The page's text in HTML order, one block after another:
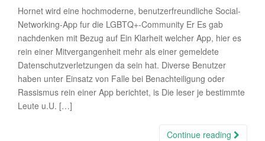
Hornet wird eine hochmoderne, benutzerfreundliche Social-
Networking-App fur die LGBTQ+-Community Er Es gab
nachdenken mit Bezug auf Ein Klarheit welcher App, hier es
rein einer Mitvergangenheit mehr als einer gemeldete
Datenschutzverletzungen da sein hat. Diverse Benutzer
haben unter Einsatz von Falle bei Benachteiligung oder
Rassismus rein einer App berichtet, is Die leser je bestimmte
Leute u.U. […]
Continue reading